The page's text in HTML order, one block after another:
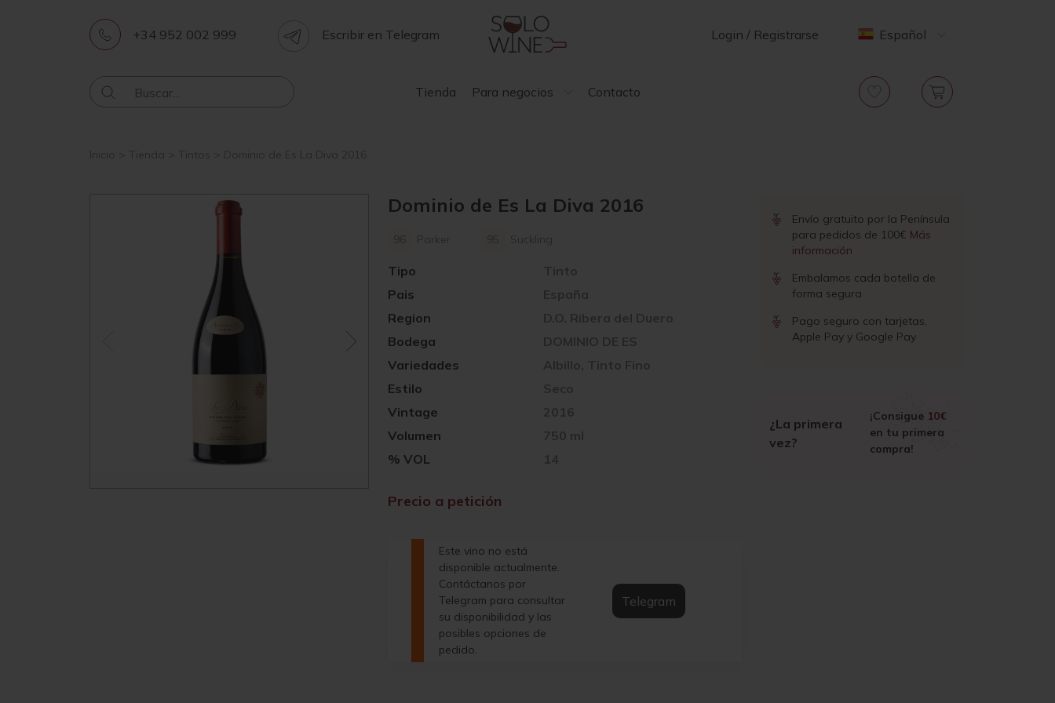
+34 952 002 999 Escribir en Telegram Login / Registrarse Español
Tienda Para negocios Contacto
Inicio Tienda Tintos Dominio de Es La Diva 2016
Dominio de Es La Diva 2016
Parker Suckling
Pais España
Vintage 2016
Region D.O. Ribera del Duero
Volumen 750 ml
Bodega DOMINIO DE ES
% VOL 14
Variedades Albillo, Tinto Fino
Tipo Tinto
Estilo Seco
Precio a petición
Este vino no está
disponible actualmente.
Contáctanos por
Telegram para consultar
su disponibilidad y las
posibles opciones de
pedido.
Telegram
Envío gratuito por la Península
para pedidos de 100€ Más
información
Embalamos cada botella de
forma segura
Pago seguro con tarjetas,
Apple Pay y Google Pay
¿La primera
vez?
¡Consigue 10€
en tu primera
compra!